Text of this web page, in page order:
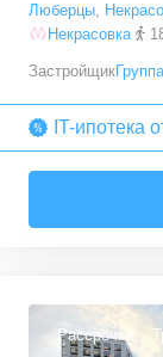
Люберцы,
Некрасовка
Застройщик
IT-ипотека
Рассрочка